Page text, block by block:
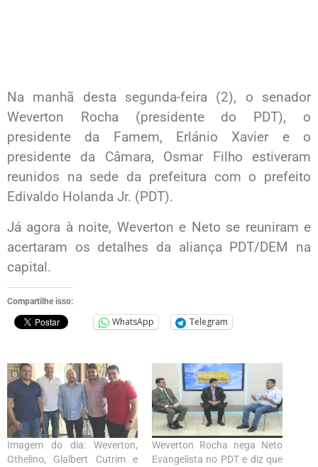
Na manhã desta segunda-feira (2), o senador
Weverton Rocha (presidente do PDT), o
presidente da Famem, Erlánio Xavier e o
presidente da Câmara, Osmar Filho estiveram
reunidos na sede da prefeitura com o prefeito
Edivaldo Holanda Jr. (PDT).
Já agora à noite, Weverton e Neto se reuniram e
acertaram os detalhes da aliança PDT/DEM na
capital.
Compartilhe isso:
WhatsApp Telegram
Imagem do dia: Weverton,
Othelino, Glalbert Cutrim e
Weverton Rocha nega Neto
Evangelista no PDT e diz que